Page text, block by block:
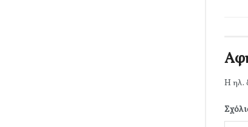
Η ηλ.